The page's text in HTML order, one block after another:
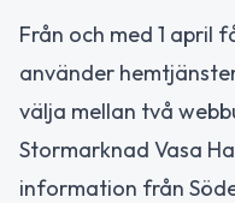
Från och med 1 april
använder
välja mellan två
Stormarknad Vasa
information från